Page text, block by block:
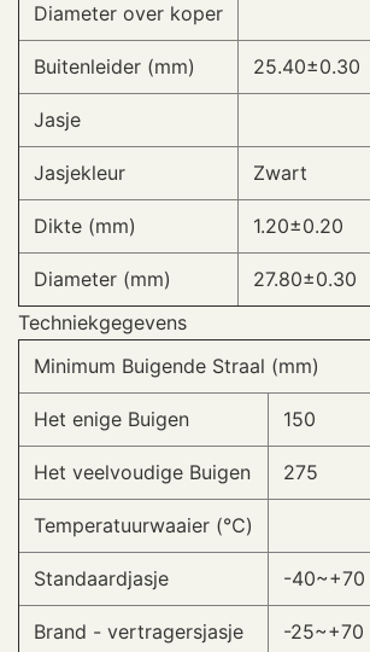
Diameter over koper
Buitenleider (mm) 25.40±0.30
Jasje
Jasjekleur Zwart
Dikte (mm) 1.20±0.20
Diameter (mm)
27.80±0.30
Techniekgegevens
Minimum Buigende Straal (mm)
Het enige Buigen 150
Het veelvoudige Buigen 275
Temperatuurwaaier (℃)
Standaardjasje -40~+70
Brand - vertragersjasje -25~+70